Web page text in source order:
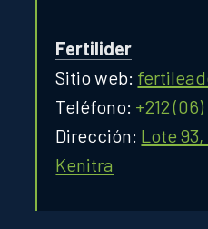
Fertilider
Sitio web:
Teléfono: +212 (06)
Dirección: Lote 93,
Kenitra